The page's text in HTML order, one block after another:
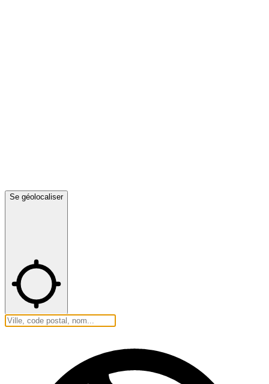
Se géolocaliser